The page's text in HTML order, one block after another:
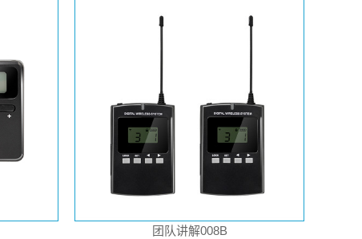
团队讲解008B